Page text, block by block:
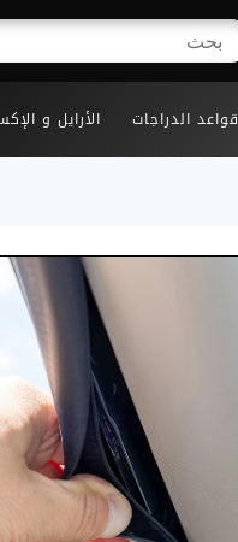
قواعد الدراجات الأرايل و